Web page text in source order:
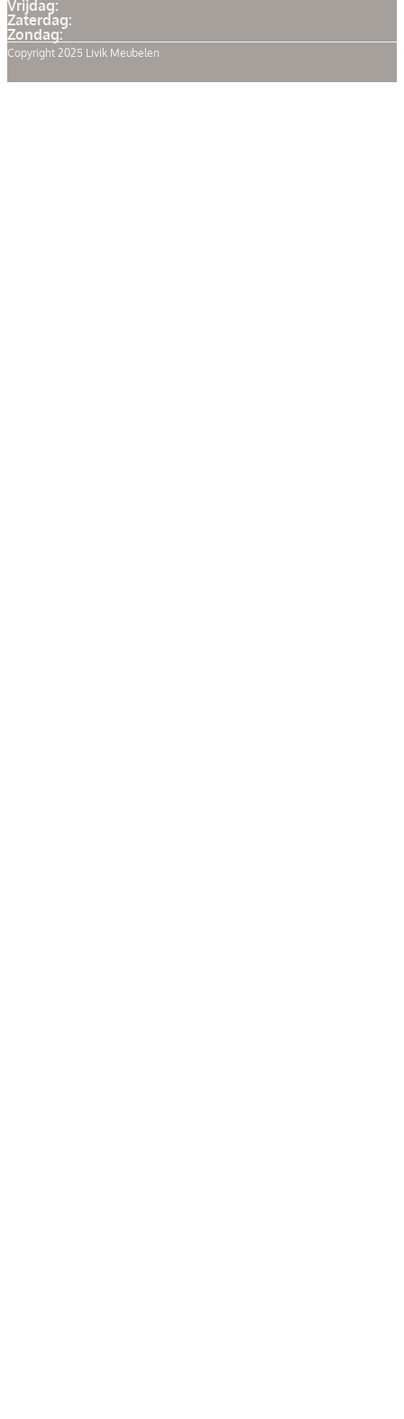
Vrijdag:
Zaterdag:
Zondag:
Copyright 2025 Livik Meubelen